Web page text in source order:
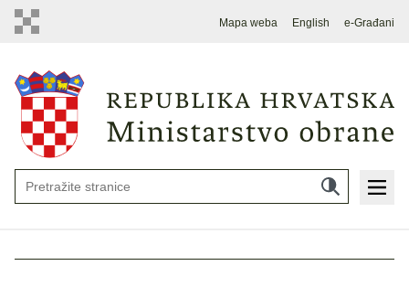
Mapa weba English e-Građani